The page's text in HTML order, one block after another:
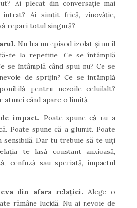
Ai plecat din conversație mai
intrat? Ai simțit frică, vinovăție,
repari totul singură?
Nu lua un episod izolat și nu îl
te la repetiție. Ce se întâmplă
se întâmplă când spui nu? Ce se
de sprijin? Ce se întâmplă
pentru nevoile celuilalt?
atunci când apare o limită.
impact. Poate spune că nu a
Poate spune că a glumit. Poate
sensibilă. Dar tu trebuie să te uiți
te lasă constant anxioasă,
confuză sau speriată, impactul
din afara relației. Alege o
rămâne lucidă. Nu ai nevoie de